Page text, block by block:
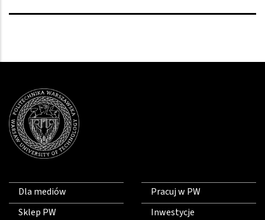
Dla mediów
Sklep PW
Pracuj w PW
Inwestycje